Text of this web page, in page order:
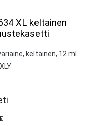
XL keltainen
keltainen, 12 ml
hinta oli: 11,95
hinta on: 8,36 €.